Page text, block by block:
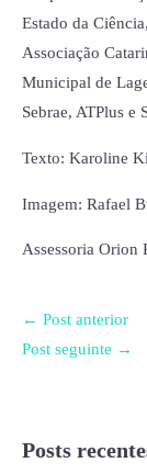
Estado da
Associação
Municipal de
Sebrae, ATPlus e
Texto: Karoline
Imagem: Rafael
Assessoria Orion
← Post anterior
Post seguinte →
Posts